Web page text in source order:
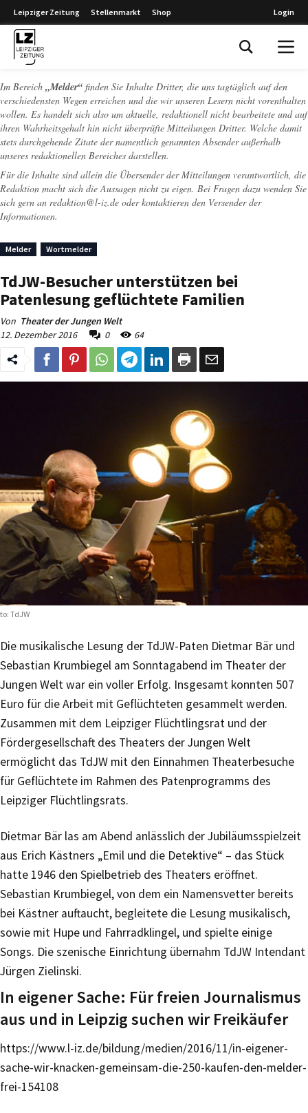
Leipziger Zeitung Stellenmarkt Shop Login
Im Bereich „Melder“ finden Sie Inhalte Dritter, die uns tagtäglich auf den
verschiedensten Wegen erreichen und die wir unseren Lesern nicht vorenthalten
wollen. Es handelt sich also um aktuelle, redaktionell nicht bearbeitete und auf
ihren Wahrheitsgehalt hin nicht überprüfte Mitteilungen Dritter. Welche damit
stets durchgehende Zitate der namentlich genannten Absender außerhalb
unseres redaktionellen Bereiches darstellen.
Für die Inhalte sind allein die Übersender der Mitteilungen verantwortlich, die
Redaktion macht sich die Aussagen nicht zu eigen. Bei Fragen dazu wenden Sie
sich gern an redaktion@l-iz.de oder kontaktieren den Versender der
Informationen.
Melder Wortmelder
TdJW-Besucher unterstützen bei
Patenlesung geflüchtete Familien
Von Theater der Jungen Welt
12. Dezember 2016
0 64
TdJW
Die musikalische Lesung der TdJW-Paten Dietmar Bär und
Sebastian Krumbiegel am Sonntagabend im Theater der
Jungen Welt war ein voller Erfolg. Insgesamt konnten 507
Euro für die Arbeit mit Geflüchteten gesammelt werden.
Zusammen mit dem Leipziger Flüchtlingsrat und der
Fördergesellschaft des Theaters der Jungen Welt
ermöglicht das TdJW mit den Einnahmen Theaterbesuche
für Geflüchtete im Rahmen des Patenprogramms des
Leipziger Flüchtlingsrats.
Dietmar Bär las am Abend anlässlich der Jubiläumsspielzeit
aus Erich Kästners „Emil und die Detektive“ – das Stück
hatte 1946 den Spielbetrieb des Theaters eröffnet.
Sebastian Krumbiegel, von dem ein Namensvetter bereits
bei Kästner auftaucht, begleitete die Lesung musikalisch,
sowie mit Hupe und Fahrradklingel, und spielte einige
Songs. Die szenische Einrichtung übernahm TdJW Intendant
Jürgen Zielinski.
In eigener Sache: Für freien Journalismus
aus und in Leipzig suchen wir Freikäufer
https://www.l-iz.de/bildung/medien/2016/11/in-eigener-
sache-wir-knacken-gemeinsam-die-250-kaufen-den-melder-
frei-154108